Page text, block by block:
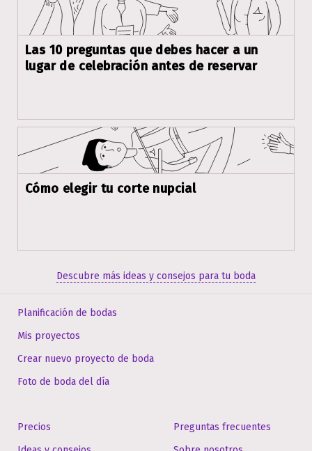
Las 10 preguntas que debes hacer a un
lugar de celebración antes de reservar
Cómo elegir tu corte nupcial
Descubre más ideas y consejos para tu boda
Planificación de bodas
Mis proyectos
Crear nuevo proyecto de boda
Foto de boda del día
Precios
Preguntas frecuentes